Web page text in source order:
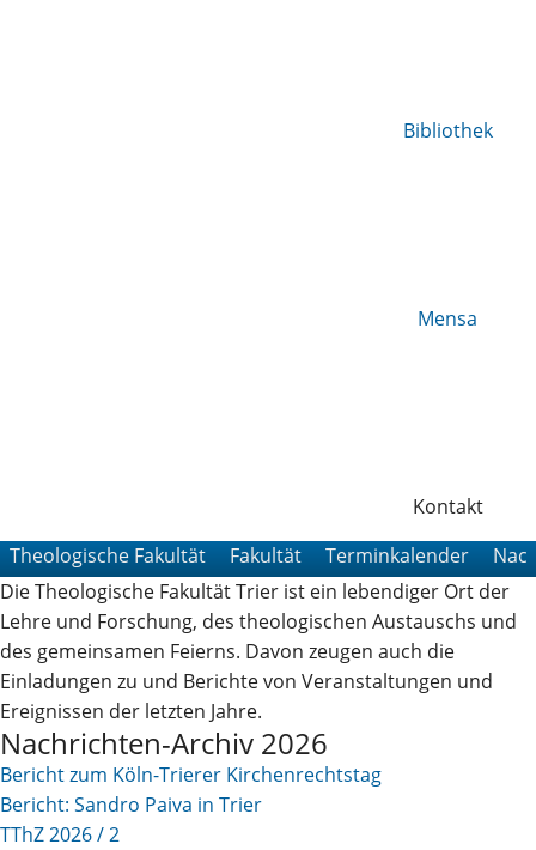
Bibliothek
Mensa
Kontakt
Theologische Fakultät
Fakultät Terminkalender
Die Theologische Fakultät Trier ist ein lebendiger Ort der
Lehre und Forschung, des theologischen Austauschs und
des gemeinsamen Feierns. Davon zeugen auch die
Einladungen zu und Berichte von Veranstaltungen und
Ereignissen der letzten Jahre.
Nachrichten-Archiv 2026
Bericht zum Köln-Trierer Kirchenrechtstag
Bericht: Sandro Paiva in Trier
TThZ 2026 / 2